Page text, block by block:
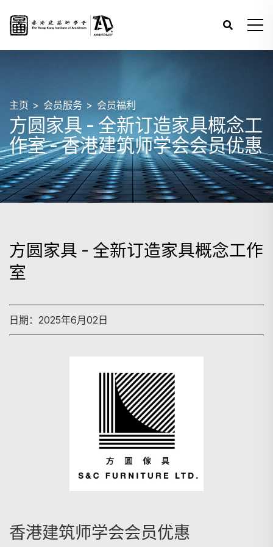
主页 会员服务 会员福利
方圆家具 - 全新订造家具概念工
作室 - 香港建筑师学会会员优惠
方圆家具 - 全新订造家具概念工作
室
日期：2025年6月02日
香港建筑师学会会员优惠